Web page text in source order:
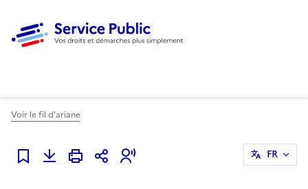
Voir le fil d'ariane
Ajouter à mes favoris
FR